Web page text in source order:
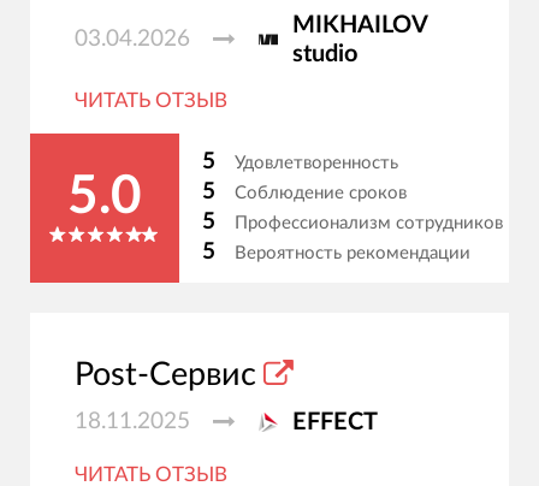
03.04.2026
MIKHAILOV
studio
ЧИТАТЬ ОТЗЫВ
5.0
5 Удовлетворенность
5 Соблюдение сроков
5 Профессионализм сотрудников
5 Вероятность рекомендации
Post-Сервис
18.11.2025 EFFECT
ЧИТАТЬ ОТЗЫВ